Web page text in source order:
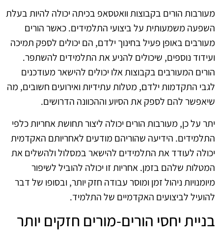
מעורבות הורים בקבוצות וואטסאפ בכיתה יכולה להיות בעלת
השפעה משמעותית על ביצועי התלמידים. כאשר הורים
מעורבים באופן פעיל בחינוך ילדם, הם יכולים לספק תמיכה
ועידוד נוספים, שיכולים להניע את התלמידים להשתפר.
הורים המעורבים בקבוצות אלו יכולים להישאר מעודכנים
לגבי התקדמות ילדם, מטלות עתידיות ואירועים חשובים, מה
שיאפשר להם לספק את הסיוע וההכוונה הדרושים.
יתר על כן, מעורבות הורים יכולה ליצור תחושת אחריות כלפי
התלמידים. הידיעה שהוריהם מודעים לאחריותם האקדמית
יכולה לעודד את התלמידים להישאר במסלול ולהשלים את
המטלות שלהם בזמן. אחריות זו יכולה להוביל לשיפור
מיומנויות ניהול זמן ומוסר עבודה חזק יותר, ובסופו של דבר
להועיל לביצועים האקדמיים של התלמיד.
בניית יחסי הורים-מורים חזקים יותר